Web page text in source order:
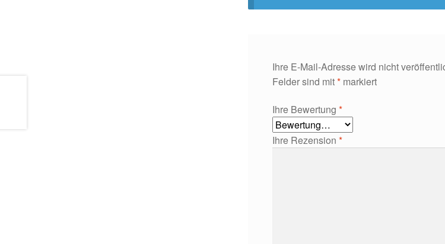
Ihre E-Mail-Adresse wird nicht
Felder sind mit* markiert
Ihre Bewertung*
Ihre Rezension*